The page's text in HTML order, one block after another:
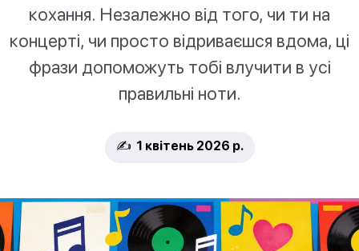
кохання. Незалежно від того, чи ти на
концерті, чи просто відриваєшся вдома, ці
фрази допоможуть тобі влучити в усі
правильні ноти.
✍️ 1 квітень 2026 р.